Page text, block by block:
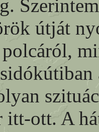
útját
itt-ott. A